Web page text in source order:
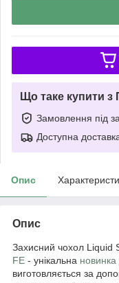
Що таке купити з
Замовлення під
Доступна
Опис
Опис
Захисний чохол Liquid
FE - унікальна новинка
виготовляється за